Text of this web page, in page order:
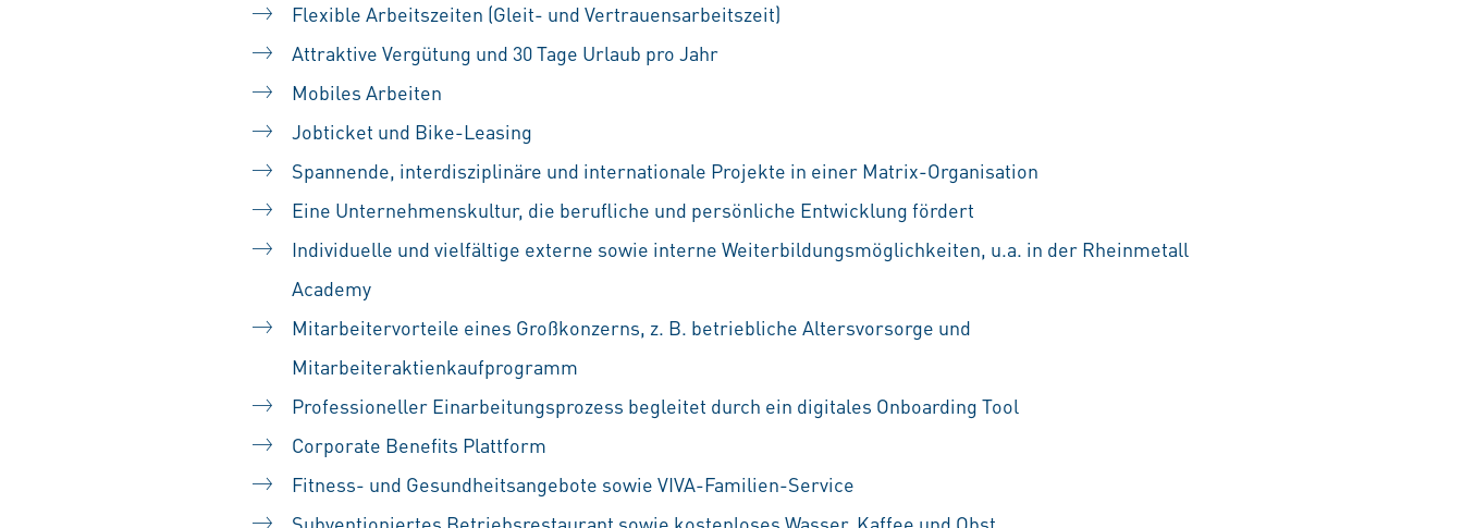
Flexible Arbeitszeiten (Gleit- und Vertrauensarbeitszeit)
Attraktive Vergütung und 30 Tage Urlaub pro Jahr
Mobiles Arbeiten
Jobticket und Bike-Leasing
Spannende, interdisziplinäre und internationale Projekte in einer Matrix-Organisation
Eine Unternehmenskultur, die berufliche und persönliche Entwicklung fördert
Individuelle und vielfältige externe sowie interne Weiterbildungsmöglichkeiten, u.a. in der Rheinmetall
Academy
Mitarbeitervorteile eines Großkonzerns, z. B. betriebliche Altersvorsorge und
Mitarbeiteraktienkaufprogramm
Professioneller Einarbeitungsprozess begleitet durch ein digitales Onboarding Tool
Corporate Benefits Plattform
Fitness- und Gesundheitsangebote sowie VIVA-Familien-Service